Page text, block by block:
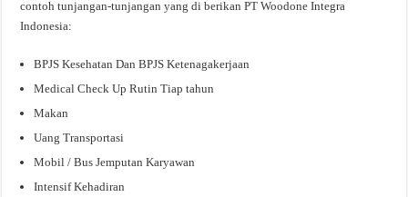
contoh tunjangan-tunjangan yang di berikan PT Woodone Integra
Indonesia:
BPJS Kesehatan Dan BPJS Ketenagakerjaan
Medical Check Up Rutin Tiap tahun
Makan
Uang Transportasi
Mobil / Bus Jemputan Karyawan
Intensif Kehadiran